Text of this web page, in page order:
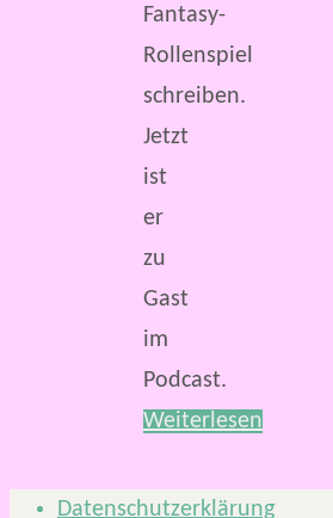
Fantasy-
Rollenspiel
schreiben.
Jetzt
ist
er
zu
Gast
im
Podcast.
Weiterlesen
Datenschutzerklärung